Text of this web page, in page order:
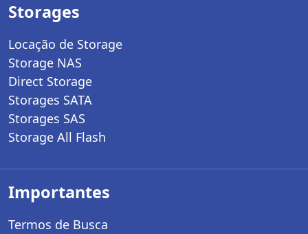
Storages
Locação de Storage
Storage NAS
Direct Storage
Storages SATA
Storages SAS
Storage All Flash
Importantes
Termos de Busca